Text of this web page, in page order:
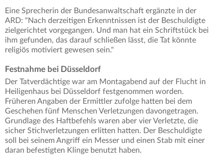
Eine Sprecherin der Bundesanwaltschaft ergänzte in der
ARD: "Nach derzeitigen Erkenntnissen ist der Beschuldigte
zielgerichtet vorgegangen. Und man hat ein Schriftstück bei
ihm gefunden, das darauf schließen lässt, die Tat könnte
religiös motiviert gewesen sein."
Festnahme bei Düsseldorf
Der Tatverdächtige war am Montagabend auf der Flucht in
Heiligenhaus bei Düsseldorf festgenommen worden.
Früheren Angaben der Ermittler zufolge hatten bei dem
Geschehen fünf Menschen Verletzungen davongetragen.
Grundlage des Haftbefehls waren aber vier Verletzte, die
sicher Stichverletzungen erlitten hatten. Der Beschuldigte
soll bei seinem Angriff ein Messer und einen Stab mit einer
daran befestigten Klinge benutzt haben.